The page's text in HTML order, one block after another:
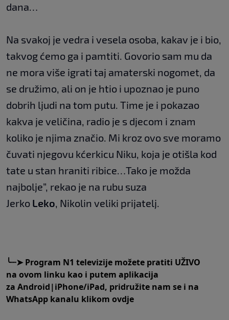
dana…
Na svakoj je vedra i vesela osoba, kakav je i bio,
takvog ćemo ga i pamtiti. Govorio sam mu da
ne mora više igrati taj amaterski nogomet, da
se družimo, ali on je htio i upoznao je puno
dobrih ljudi na tom putu. Time je i pokazao
kakva je veličina, radio je s djecom i znam
koliko je njima značio. Mi kroz ovo sve moramo
čuvati njegovu kćerkicu Niku, koja je otišla kod
tate u stan hraniti ribice…Tako je možda
najbolje”, rekao je na rubu suza
Jerko Leko, Nikolin veliki prijatelj.
╰┈➤Program N1 televizije možete pratiti UŽIVO
na ovom linku kao i putem aplikacija
za Android|iPhone/iPad, pridružite nam se i na
WhatsApp kanalu klikom ovdje